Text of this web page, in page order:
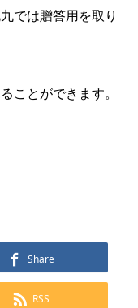
では贈答用を取り
ことができます。
Share
RSS